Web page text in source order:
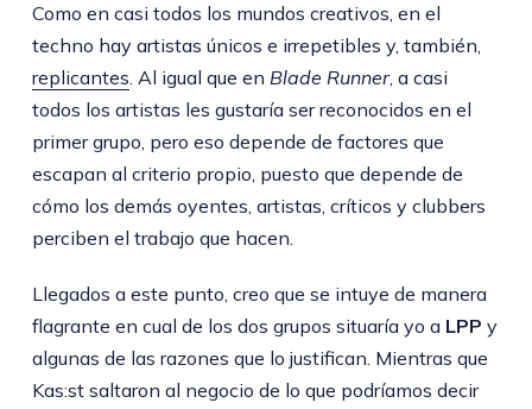
Como en casi todos los mundos creativos, en el
techno hay artistas únicos e irrepetibles y, también,
replicantes. Al igual que en Blade Runner, a casi
todos los artistas les gustaría ser reconocidos en el
primer grupo, pero eso depende de factores que
escapan al criterio propio, puesto que depende de
cómo los demás oyentes, artistas, críticos y clubbers
perciben el trabajo que hacen.
Llegados a este punto, creo que se intuye de manera
flagrante en cual de los dos grupos situaría yo a LPP y
algunas de las razones que lo justifican. Mientras que
Kas:st saltaron al negocio de lo que podríamos decir